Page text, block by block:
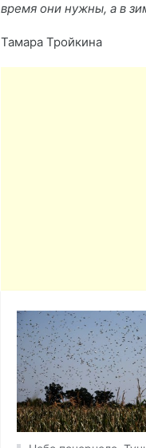
время они нужны, а в
Тамара Тройкина